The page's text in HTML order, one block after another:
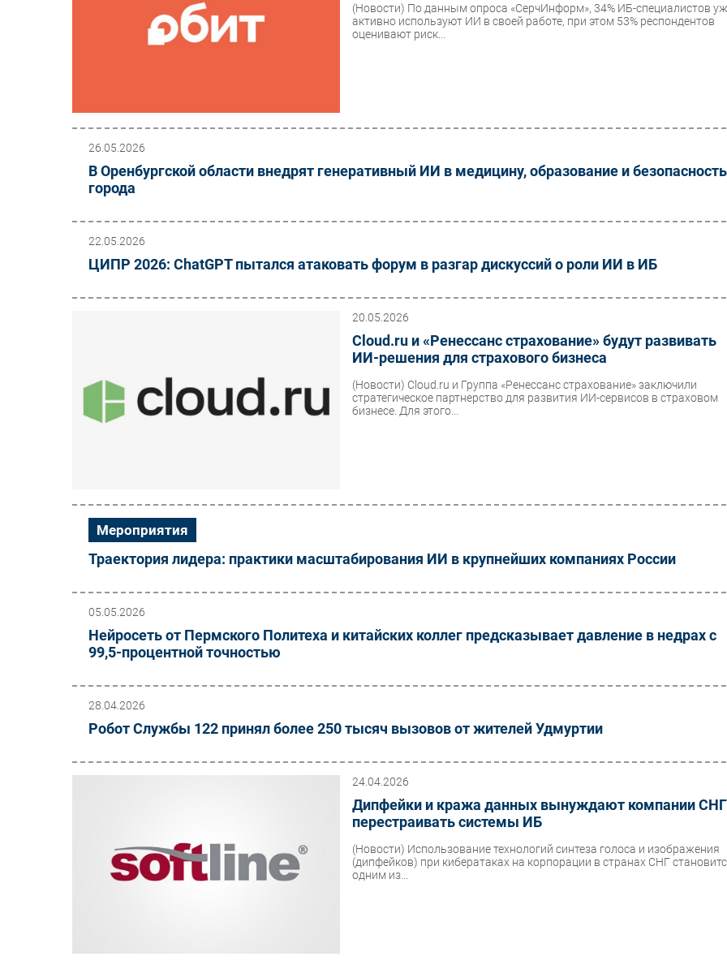
(Новости) По данным опроса «СерчИнформ», 34% ИБ-специалистов
активно используют ИИ в своей работе, при этом 53% респондентов
оценивают риск...
26.05.2026
В Оренбургской области внедрят генеративный ИИ в медицину, образование и безопасность
города
22.05.2026
ЦИПР 2026: ChatGPT пытался атаковать форум в разгар дискуссий о роли ИИ в ИБ
20.05.2026
Cloud.ru и «Ренессанс страхование» будут развивать
ИИ-решения для страхового бизнеса
(Новости) Cloud.ru и Группа «Ренессанс страхование» заключили
стратегическое партнерство для развития ИИ-сервисов в страховом
бизнесе. Для этого...
Мероприятия
Траектория лидера: практики масштабирования ИИ в крупнейших компаниях России
05.05.2026
Нейросеть от Пермского Политеха и китайских коллег предсказывает давление в недрах с
99,5-процентной точностью
28.04.2026
Робот Службы 122 принял более 250 тысяч вызовов от жителей Удмуртии
24.04.2026
Дипфейки и кража данных вынуждают компании СНГ
перестраивать системы ИБ
(Новости) Использование технологий синтеза голоса и изображения
(дипфейков) при кибератаках на корпорации в странах СНГ
одним из...